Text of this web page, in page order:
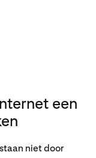
een
niet door